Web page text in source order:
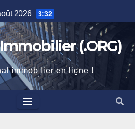
2026 3:32
(.ORG)
immobilier en ligne !